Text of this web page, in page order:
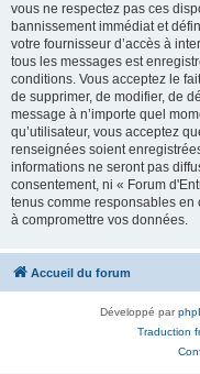
vous ne respectez pas ces
bannissement immédiat et
votre fournisseur d’accès à
tous les messages est
conditions. Vous acceptez le
de supprimer, de modifier, de
message à n’importe quel
qu’utilisateur, vous acceptez
renseignées soient
informations ne seront pas
consentement, ni « Forum
tenus comme responsables
à compromettre vos données.
Accueil du forum
Développé par
Traduction